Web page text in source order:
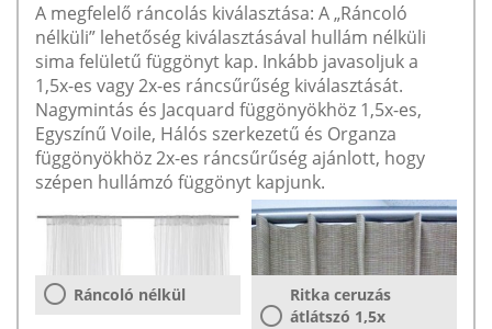
A megfelelő ráncolás kiválasztása: A „Ráncoló
nélküli” lehetőség kiválasztásával hullám nélküli
sima felületű függönyt kap. Inkább javasoljuk a
1,5x-es vagy 2x-es ráncsűrűség kiválasztását.
Nagymintás és Jacquard függönyökhöz 1,5x-es,
Egyszínű Voile, Hálós szerkezetű és Organza
függönyökhöz 2x-es ráncsűrűség ajánlott, hogy
szépen hullámzó függönyt kapjunk.
Ráncoló nélkül
Ritka ceruzás
átlátszó 1,5x